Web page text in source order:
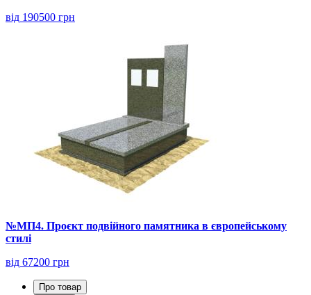
від 190500 грн
№МП4. Проєкт подвійного памятника в європейському
стилі
від 67200 грн
Про товар